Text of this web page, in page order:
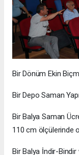
Bir Dönüm Ekin
Bir Depo Saman
Bir Balya Saman
110 cm ölçülerinde
Bir Balya İndir-